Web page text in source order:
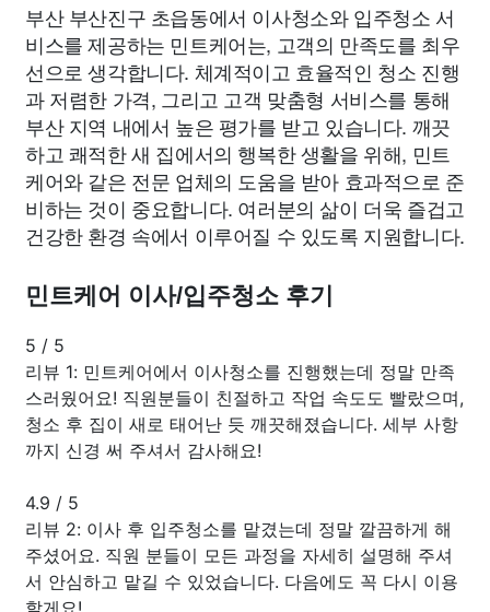
부산 부산진구 초읍동에서 이사청소와 입주청소 서
비스를 제공하는 민트케어는, 고객의 만족도를 최우
선으로 생각합니다. 체계적이고 효율적인 청소 진행
과 저렴한 가격, 그리고 고객 맞춤형 서비스를 통해
부산 지역 내에서 높은 평가를 받고 있습니다. 깨끗
하고 쾌적한 새 집에서의 행복한 생활을 위해, 민트
케어와 같은 전문 업체의 도움을 받아 효과적으로 준
비하는 것이 중요합니다. 여러분의 삶이 더욱 즐겁고
건강한 환경 속에서 이루어질 수 있도록 지원합니다.
민트케어 이사/입주청소 후기
5 / 5
리뷰 1: 민트케어에서 이사청소를 진행했는데 정말 만족
스러웠어요! 직원분들이 친절하고 작업 속도도 빨랐으며,
청소 후 집이 새로 태어난 듯 깨끗해졌습니다. 세부 사항
까지 신경 써 주셔서 감사해요!
4.9 / 5
리뷰 2: 이사 후 입주청소를 맡겼는데 정말 깔끔하게 해
주셨어요. 직원 분들이 모든 과정을 자세히 설명해 주셔
서 안심하고 맡길 수 있었습니다. 다음에도 꼭 다시 이용
할게요!